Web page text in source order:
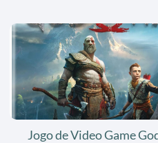
Jogo de Video Game